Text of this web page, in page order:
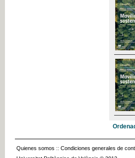
Quienes somos :: Condiciones generales de